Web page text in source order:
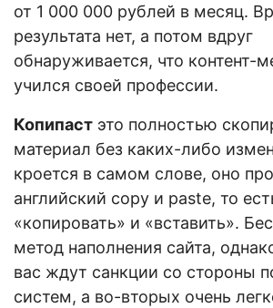
от 1 000 000 рублей в месяц.
результата нет, а потом вдруг
обнаруживается, что контент-
учился своей профессии.
Копипаст это полностью
материал без каких-либо
кроется в самом слове, оно
английский copy и paste, то
«копировать» и «вставить».
метод наполнения сайта,
вас ждут санкции со стороны
систем, а во-вторых очень